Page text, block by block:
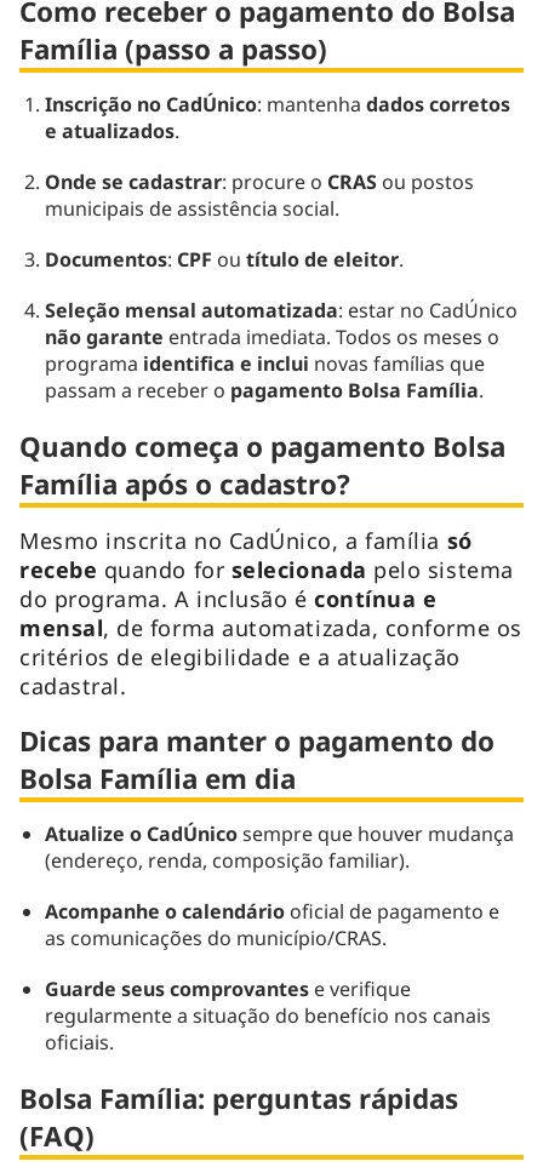
Como receber o pagamento do Bolsa
Família (passo a passo)
Inscrição no CadÚnico: mantenha dados corretos
e atualizados.
Onde se cadastrar: procure o CRAS ou postos
municipais de assistência social.
Documentos: CPF ou título de eleitor.
Seleção mensal automatizada: estar no CadÚnico
não garante entrada imediata. Todos os meses o
programa identifica e inclui novas famílias que
passam a receber o pagamento Bolsa Família.
Quando começa o pagamento Bolsa
Família após o cadastro?
Mesmo inscrita no CadÚnico, a família só
recebe quando for selecionada pelo sistema
do programa. A inclusão écontínua e
mensal, de forma automatizada, conforme os
critérios de elegibilidade e a atualização
cadastral.
Dicas para manter o pagamento do
Bolsa Família em dia
Atualize o CadÚnicosempre que houver mudança
(endereço, renda, composição familiar).
Acompanhe o calendáriooficial de pagamento e
as comunicações do município/CRAS.
Guarde seus comprovantese verifique
regularmente a situação do benefício nos canais
oficiais.
Bolsa Família: perguntas rápidas
(FAQ)